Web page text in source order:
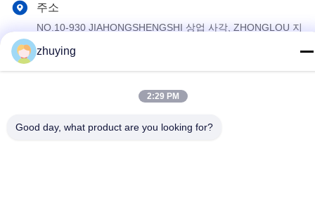
주소
NO.10-930 JIAHONGSHENGSHI 상업 사각, ZHONGLOU 지
2026 Changzhou jisi cold chain technology Co.,ltd 모두 모든 권리
zhuying
2:29 PM
Good day, what product are you looking for?